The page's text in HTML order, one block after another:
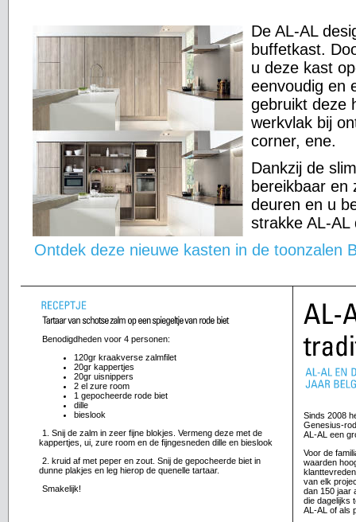
De AL-AL
buffetkast.
u deze kast
eenvoudig en
gebruikt deze
werkvlak bij
corner, ene.
Dankzij de
bereikbaar en
deuren en u
strakke AL-AL
Ontdek deze nieuwe kasten in de toonzalen
Benodigdheden voor 4 personen:
120gr kraakverse zalmfilet
20gr kappertjes
20gr uisnippers
2 el zure room
1 gepocheerde rode biet
dille
bieslook
1. Snij de zalm in zeer fijne blokjes. Vermeng deze met de
kappertjes, ui, zure room en de fijngesneden dille en bieslook
2. kruid af met peper en zout. Snij de gepocheerde biet in
dunne plakjes en leg hierop de quenelle tartaar.
Smakelijk!
Sinds 2008
Genesius-
AL-AL een
Voor de
waarden
van elk
dan 150 jaar
die dagelijks
AL-AL of als